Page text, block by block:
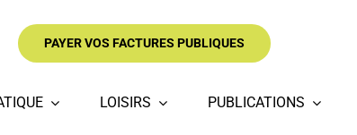
PAYER VOS FACTURES PUBLIQUES
LOISIRS PUBLICATIONS